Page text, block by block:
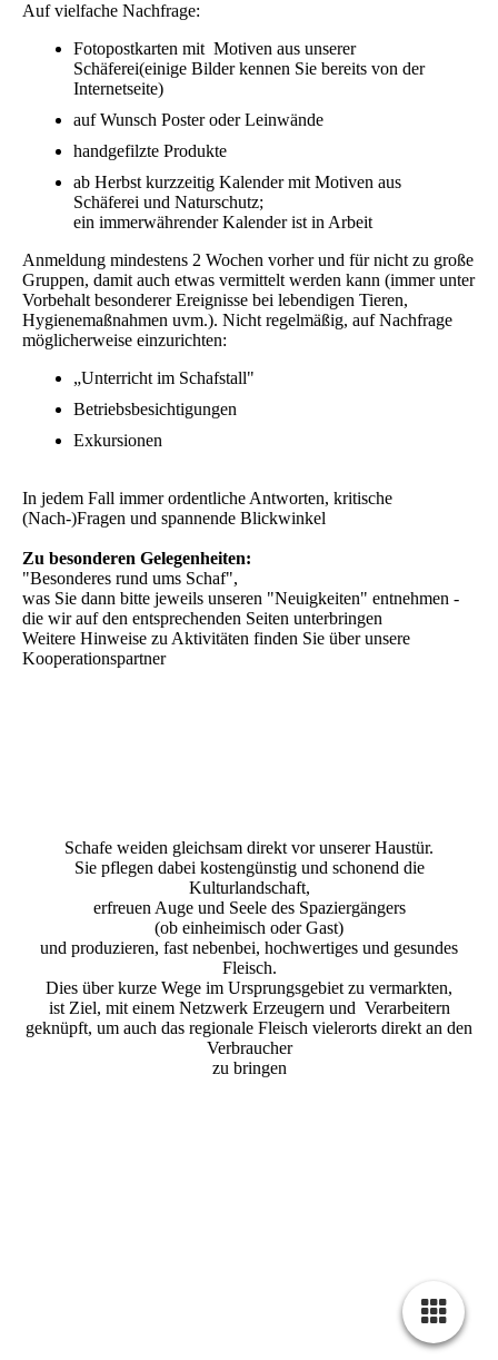
Auf vielfache Nachfrage:
Fotopostkarten mit Motiven aus unserer
Schäferei(einige Bilder kennen Sie bereits von der
Internetseite)
auf Wunsch Poster oder Leinwände
handgefilzte Produkte
ab Herbst kurzzeitig Kalender mit Motiven aus
Schäferei und Naturschutz;
ein immerwährender Kalender ist in Arbeit
Anmeldung mindestens 2 Wochen vorher und für nicht zu große
Gruppen, damit auch etwas vermittelt werden kann (immer unter
Vorbehalt besonderer Ereignisse bei lebendigen Tieren,
Hygienemaßnahmen uvm.). Nicht regelmäßig, auf Nachfrage
möglicherweise einzurichten:
„Unterricht im Schafstall"
Betriebsbesichtigungen
Exkursionen
In jedem Fall immer ordentliche Antworten, kritische
(Nach-)Fragen und spannende Blickwinkel
Zu besonderen Gelegenheiten:
"Besonderes rund ums Schaf",
was Sie dann bitte jeweils unseren "Neuigkeiten" entnehmen -
die wir auf den entsprechenden Seiten unterbringen
Weitere Hinweise zu Aktivitäten finden Sie über unsere
Kooperationspartner
Schafe weiden gleichsam direkt vor unserer Haustür.
Sie pflegen dabei kostengünstig und schonend die
Kulturlandschaft,
erfreuen Auge und Seele des Spaziergängers
(ob einheimisch oder Gast)
und produzieren, fast nebenbei, hochwertiges und gesundes
Fleisch.
Dies über kurze Wege im Ursprungsgebiet zu vermarkten,
ist Ziel, mit einem Netzwerk Erzeugern und Verarbeitern
geknüpft, um auch das regionale Fleisch vielerorts direkt an den
Verbraucher
zu bringen